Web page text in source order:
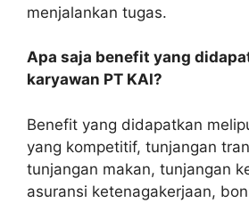
menjalankan tugas.
Apa saja benefit yang
karyawan PT KAI?
Benefit yang didapatkan
yang kompetitif, tunjangan
tunjangan makan, tunjangan
asuransi ketenagakerjaan,